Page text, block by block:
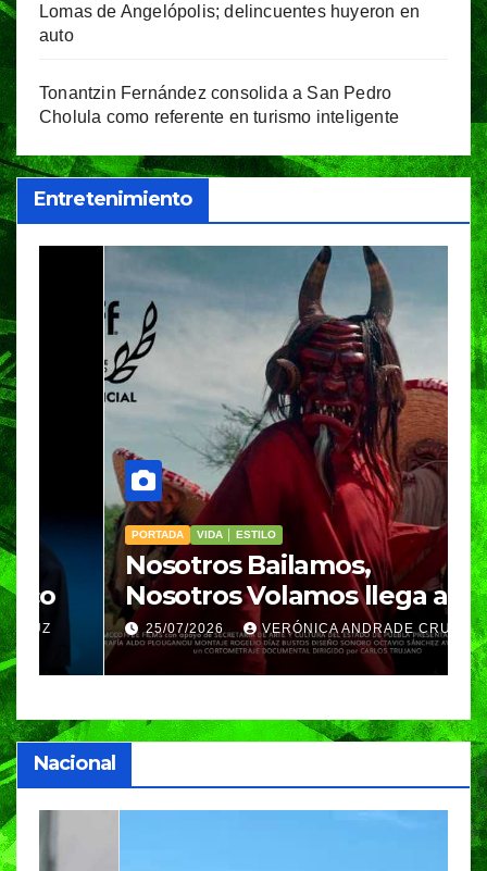
Lomas de Angelópolis; delincuentes huyeron en
auto
Tonantzin Fernández consolida a San Pedro
Cholula como referente en turismo inteligente
Entretenimiento
PORTADA VIDA │ ESTILO
Nosotros Bailamos,
Nosotros Volamos llega al
GIFF
25/07/2026 VERÓNICA ANDRADE CRUZ
Nacional